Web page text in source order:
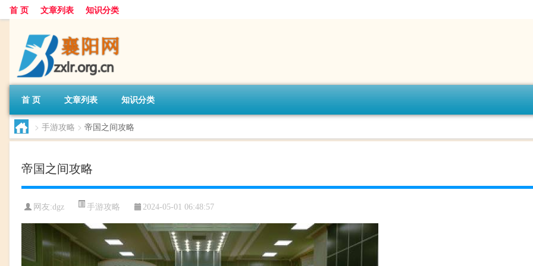
首 页 文章列表 知识分类
首 页 文章列表 知识分类
> 手游攻略 > 帝国之间攻略
帝国之间攻略
网友:dgz 手游攻略 2024-05-01 06:48:57